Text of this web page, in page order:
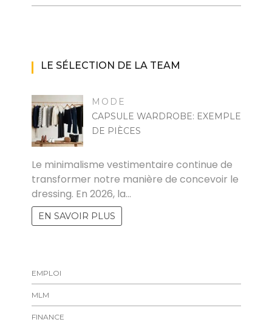
LE SÉLECTION DE LA TEAM
MODE
CAPSULE WARDROBE: EXEMPLE
DE PIÈCES
Le minimalisme vestimentaire continue de
transformer notre manière de concevoir le
dressing. En 2026, la…
EN SAVOIR PLUS
EMPLOI
MLM
FINANCE